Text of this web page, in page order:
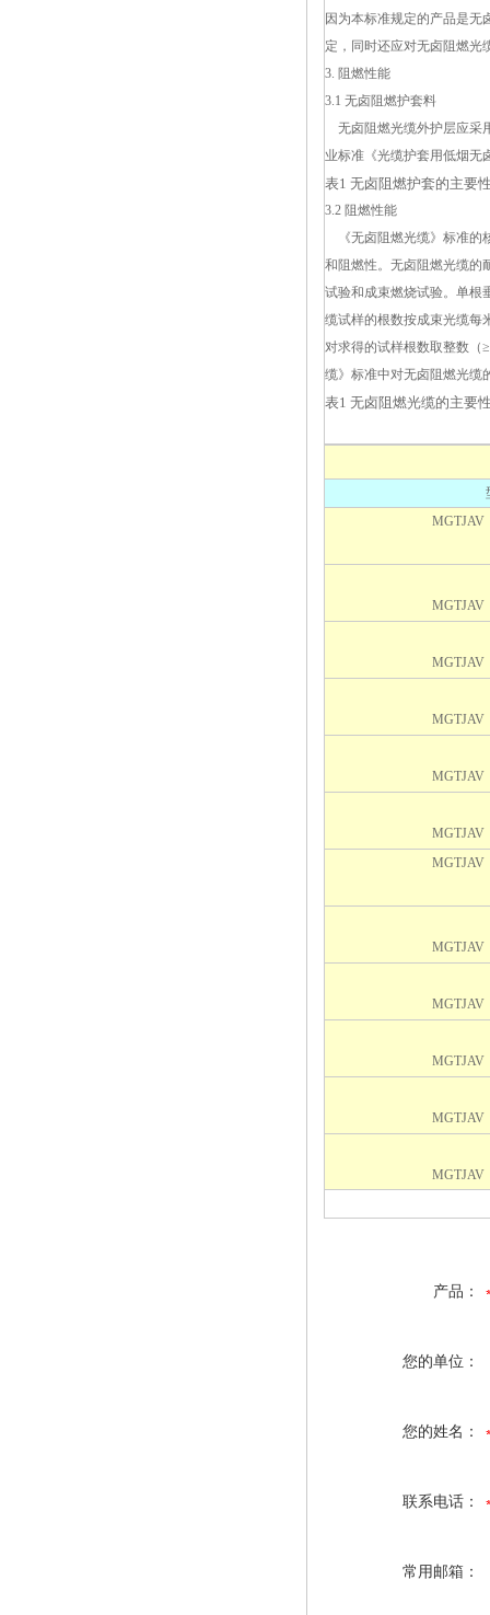
因为本标准规定的产品是
定，同时还应对无卤阻燃光
3. 阻燃性能
3.1 无卤阻燃护套料
无卤阻燃光缆外护层应采
业标准《光缆护套用低烟无
表1 无卤阻燃护套的主要
3.2 阻燃性能
《无卤阻燃光缆》标准的
和阻燃性。无卤阻燃光缆的
试验和成束燃烧试验。单根
缆试样的根数按成束光缆每
对求得的试样根数取整数（
缆》标准中对无卤阻燃光缆
表1 无卤阻燃光缆的主要
MGTJAV
MGTJAV
MGTJAV
MGTJAV
MGTJAV
MGTJAV
MGTJAV
MGTJAV
MGTJAV
MGTJAV
MGTJAV
MGTJAV
产品：
您的单位：
您的姓名：
联系电话：
常用邮箱：